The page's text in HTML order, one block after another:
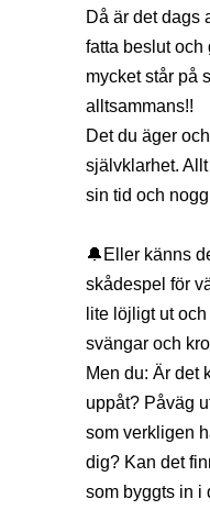
Då är det dags
fatta beslut och
mycket står på
alltsammans!!
Det du äger
självklarhet.
sin tid och
🔔Eller känns
skådespel för
lite löjligt ut
svängar och
Men du: Är det
uppåt? Påväg
som verkligen
dig? Kan det
som byggts in i